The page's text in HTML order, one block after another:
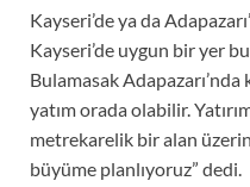
Kayseri’de ya da
Kayseri’de uygun bir yer
Bulamasak
yatım orada olabilir.
metrekarelik bir alan
büyüme planlıyoruz” dedi.